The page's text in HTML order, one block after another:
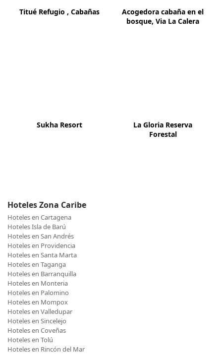
Titué Refugio , Cabañas
Acogedora cabaña en el
bosque, Via La Calera
Sukha Resort
La Gloria Reserva
Forestal
Hoteles Zona Caribe
Hoteles en Cartagena
Hoteles Isla de Barú
Hoteles en San Andrés
Hoteles en Providencia
Hoteles en Santa Marta
Hoteles en Taganga
Hoteles en Barranquilla
Hoteles en Monteria
Hoteles en Palomino
Hoteles en Mompox
Hoteles en Valledupar
Hoteles en Sincelejo
Hoteles en Coveñas
Hoteles en Tolú
Hoteles en Rincón del Mar